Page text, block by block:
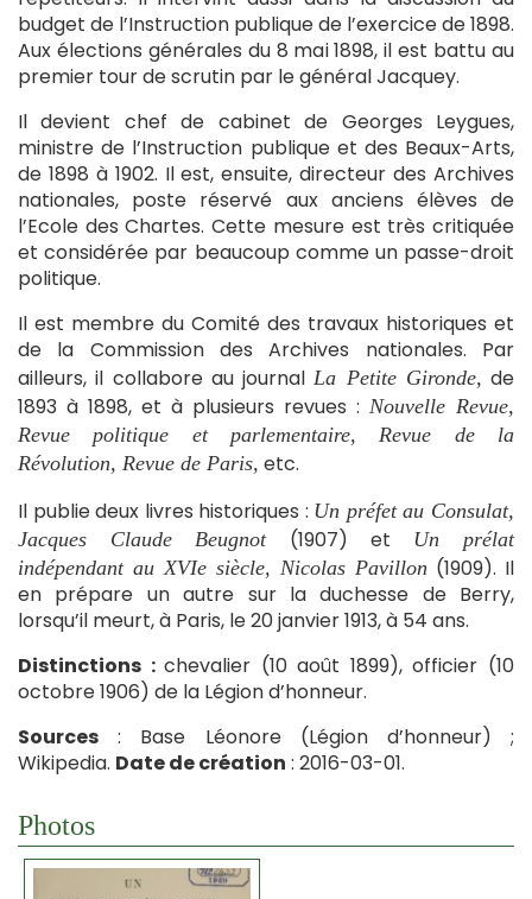
budget de l’Instruction publique de l’exercice de 1898.
Aux élections générales du 8 mai 1898, il est battu au
premier tour de scrutin par le général Jacquey.
Il devient chef de cabinet de Georges Leygues,
ministre de l’Instruction publique et des Beaux-Arts,
de 1898 à 1902. Il est, ensuite, directeur des Archives
nationales, poste réservé aux anciens élèves de
l’Ecole des Chartes. Cette mesure est très critiquée
et considérée par beaucoup comme un passe-droit
politique.
Il est membre du Comité des travaux historiques et
de la Commission des Archives nationales. Par
ailleurs, il collabore au journalLa Petite Gironde, de
1893 à 1898, et à plusieurs revues : Nouvelle Revue,
Revue politique et parlementaire, Revue de la
Révolution, Revue de Paris, etc.
Il publie deux livres historiques : Un préfet au Consulat,
Jacques Claude Beugnot (1907) et Un prélat
indépendant au XVIe siècle, Nicolas Pavillon (1909). Il
en prépare un autre sur la duchesse de Berry,
lorsqu’il meurt, à Paris, le 20 janvier 1913, à 54 ans.
Distinctions :chevalier (10 août 1899), officier (10
octobre 1906) de la Légion d’honneur.
Sources : Base Léonore (Légion d’honneur) ;
Wikipedia. Date de création : 2016-03-01.
Photos